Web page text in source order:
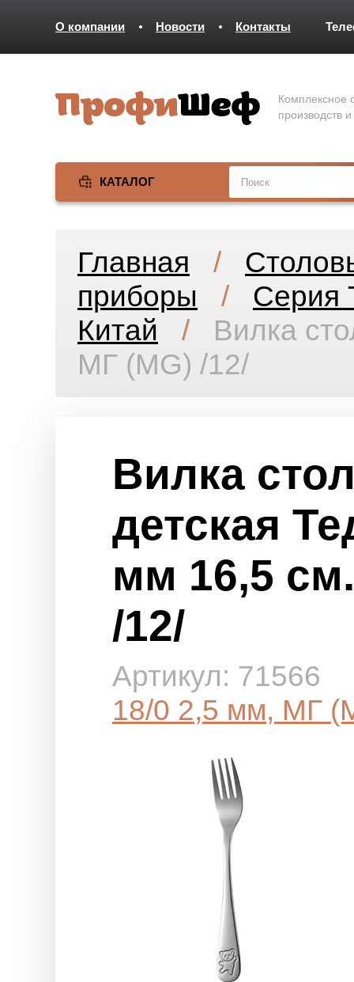
О компании Новости Контакты
Комплексное
производств
КАТАЛОГ
Главная /
приборы / Серия
Китай / Вилка
МГ (MG) /12/
Вилка
детская
мм 16,5
/12/
Артикул:
18/0 2,5 мм, МГ